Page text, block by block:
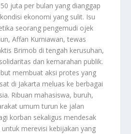
juta per bulan yang dianggap
ekonomi yang sulit. Isu
seorang pengemudi ojek
Affan Kurniawan, tewas
Brimob di tengah kerusuhan,
dan kemarahan publik.
membuat aksi protes yang
di Jakarta meluas ke berbagai
Ribuan mahasiswa, buruh,
umum turun ke jalan
korban sekaligus mendesak
merevisi kebijakan yang